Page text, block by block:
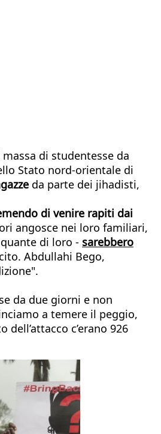
di studentesse da
Stato nord-orientale di
da parte dei jihadisti,
di venire rapiti dai
angosce nei loro familiari,
di loro - sarebbero
Abdullahi Bego,
da due giorni e non
a temere il peggio,
c’erano 926